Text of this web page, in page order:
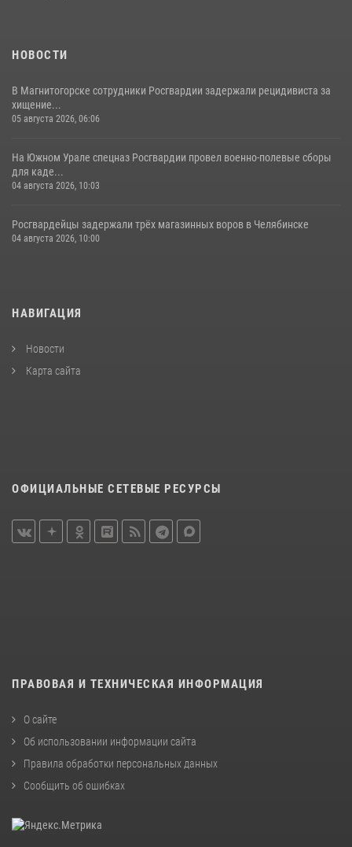
НОВОСТИ
В Магнитогорске сотрудники Росгвардии задержали рецидивиста за
хищение...
05 августа 2026, 06:06
На Южном Урале спецназ Росгвардии провел военно-полевые сборы
для каде...
04 августа 2026, 10:03
Росгвардейцы задержали трёх магазинных воров в Челябинске
04 августа 2026, 10:00
НАВИГАЦИЯ
Новости
Карта сайта
ОФИЦИАЛЬНЫЕ СЕТЕВЫЕ РЕСУРСЫ
ПРАВОВАЯ И ТЕХНИЧЕСКАЯ ИНФОРМАЦИЯ
О сайте
Об использовании информации сайта
Правила обработки персональных данных
Сообщить об ошибках